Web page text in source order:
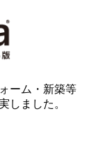
ーム・新築等
しました。